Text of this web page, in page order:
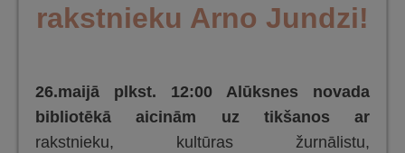
rakstnieku Arno Jundzi!
26.maijā plkst. 12:00 Alūksnes novada
bibliotēkā aicinām uz tikšanos ar
rakstnieku, kultūras žurnālistu,